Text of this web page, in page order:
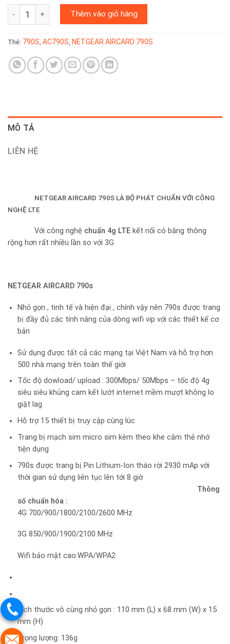
Bộ phát wifi 4g netgear aircard 790s hàng Mỹ - pin 3000mAp
Thêm vào giỏ hàng
Thẻ: 790S, AC790S, NETGEAR AIRCARD 790S
MÔ TẢ
LIÊN HỆ
NETGEAR AIRCARD 790S LÀ BỘ PHÁT CHUẨN VỚI CÔNG
NGHỆ LTE
Với công nghệ chuẩn 4g LTE kết nối có băng thông
rộng hơn rất nhiều lần so với 3G
NETGEAR AIRCARD 790s
Nhỏ gọn , tinh tế và hiện đại , chính vậy nên 790s được trang
bị đầy đủ các tính năng của dòng wifi vip với các thiết kế cơ
bản
Sử dụng được tất cả các mạng tại Việt Nam và hỗ trợ hơn
500 nhà mạng trên toàn thế giới
Tốc độ dowload/ upload : 300Mbps/ 50Mbps – tốc độ 4g
siêu siêu khủng cam kết lướt internet mềm mượt không lo
giật lag
Hỗ trợ 15 thiết bị truy cập cùng lúc
Trang bị mạch sim micro sim kèm theo khe cắm thẻ nhớ
tiện dụng
790s được trang bị Pin Lithium-Ion tháo rời 2930 mAp với
thời gian sử dụng liên tục lên tới 8 giờ
Thông
số chuẩn hóa :
4G 700/900/1800/2100/2600 MHz
3G 850/900/1900/2100 MHz
Wifi bảo mật cao:WPA/WPA2
Kích thước vô cùng nhỏ gọn : 110 mm (L) x 68 mm (W) x 15
mm (H)
Trọng lượng: 136g